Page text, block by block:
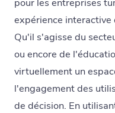
expérience interactive
Qu'il s'agisse du
ou encore de
virtuellement un
l'engagement des
de décision. En